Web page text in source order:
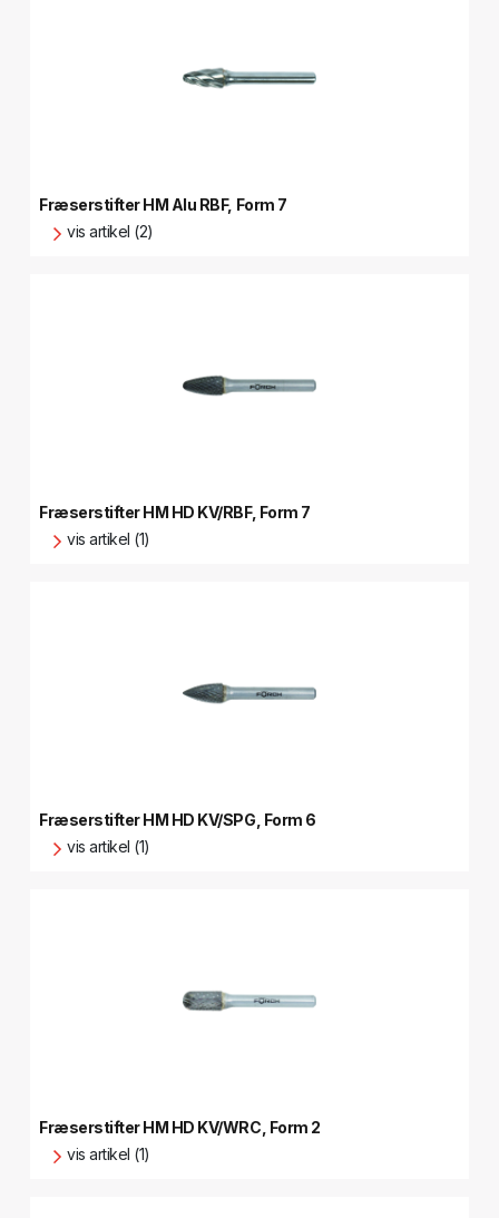
Fræserstifter HM Alu RBF, Form 7
vis artikel (2)
Fræserstifter HM HD KV/RBF, Form 7
vis artikel (1)
Fræserstifter HM HD KV/SPG, Form 6
vis artikel (1)
Fræserstifter HM HD KV/WRC, Form 2
vis artikel (1)